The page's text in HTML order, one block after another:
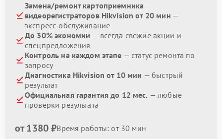
Замена/ремонт картоприемника
видеорегистраторов Hikvision от 20 мин —
экспресс-обслуживание
До 30% экономии — всегда свежие акции и
спецпредложения
Контроль на каждом этапе — статус ремонта по
запросу
Диагностика Hikvision от 10 мин — быстрый
результат
Официальная гарантия до 12 мес. — любые
проверки результата
от 1380 ₽Время работы: от 30 мин